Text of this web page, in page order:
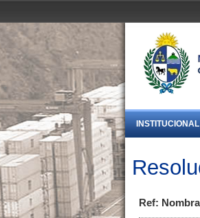
INSTITUCIONAL
Ref: